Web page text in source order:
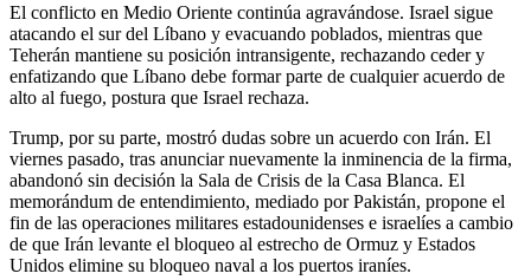
El conflicto en Medio Oriente continúa agravándose. Israel sigue
atacando el sur del Líbano y evacuando poblados, mientras que
Teherán mantiene su posición intransigente, rechazando ceder y
enfatizando que Líbano debe formar parte de cualquier acuerdo de
alto al fuego, postura que Israel rechaza.
Trump, por su parte, mostró dudas sobre un acuerdo con Irán. El
viernes pasado, tras anunciar nuevamente la inminencia de la firma,
abandonó sin decisión la Sala de Crisis de la Casa Blanca. El
memorándum de entendimiento, mediado por Pakistán, propone el
fin de las operaciones militares estadounidenses e israelíes a cambio
de que Irán levante el bloqueo al estrecho de Ormuz y Estados
Unidos elimine su bloqueo naval a los puertos iraníes.